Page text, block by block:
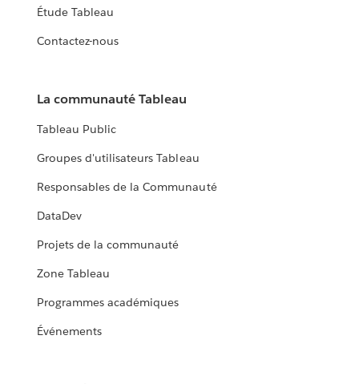
Étude Tableau
Contactez-nous
La communauté Tableau
Tableau Public
Groupes d'utilisateurs Tableau
Responsables de la Communauté
DataDev
Projets de la communauté
Zone Tableau
Programmes académiques
Événements